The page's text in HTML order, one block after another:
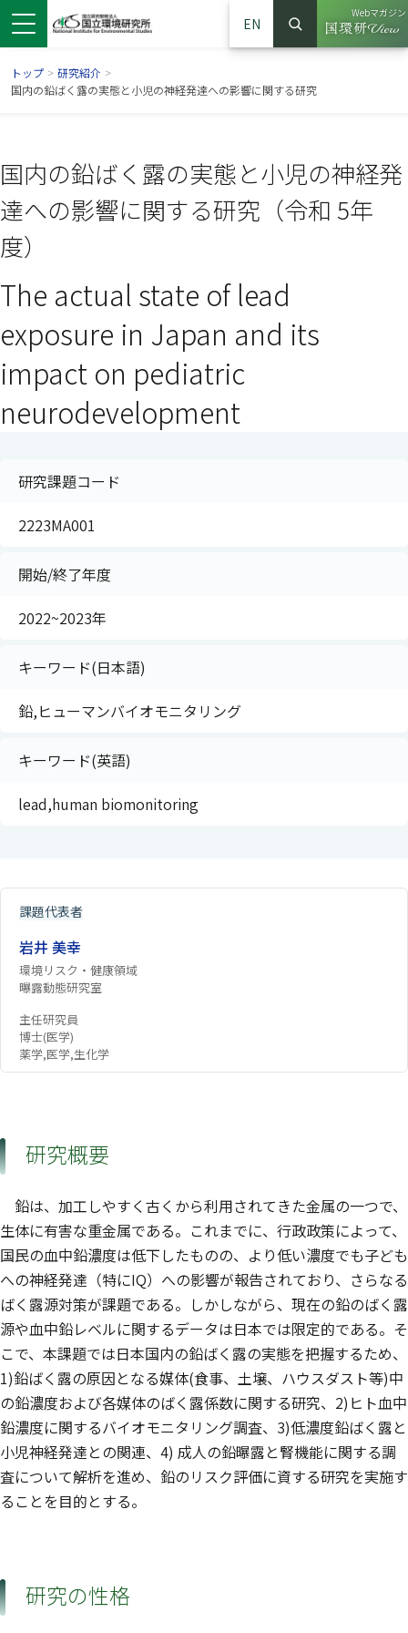
ドウで開きます）
ンドウで開きます）
ウインドウで開きます）
EN
サイト内検索
検索
Webマガジン
（別ウイ
トップ > 研究紹介 >
国内の鉛ばく露の実態と小児の神経発達への影響に関する研究
国内の鉛ばく露の実態と小児の神経発
達への影響に関する研究（令和 5年
度）
The actual state of lead
exposure in Japan and its
impact on pediatric
neurodevelopment
研究課題コード
2223MA001
開始/終了年度
2022~2023年
キーワード(日本語)
鉛,ヒューマンバイオモニタリング
キーワード(英語)
lead,human biomonitoring
課題代表者
岩井 美幸
環境リスク・健康領域
曝露動態研究室
主任研究員
博士(医学)
薬学,医学,生化学
研究概要
鉛は、加工しやすく古くから利用されてきた金属の一つで、
生体に有害な重金属である。これまでに、行政政策によって、
国民の血中鉛濃度は低下したものの、より低い濃度でも子ども
への神経発達（特にIQ）への影響が報告されており、さらなる
ばく露源対策が課題である。しかしながら、現在の鉛のばく露
源や血中鉛レベルに関するデータは日本では限定的である。そ
こで、本課題では日本国内の鉛ばく露の実態を把握するため、
1)鉛ばく露の原因となる媒体(食事、土壌、ハウスダスト等)中
の鉛濃度および各媒体のばく露係数に関する研究、2)ヒト血中
鉛濃度に関するバイオモニタリング調査、3)低濃度鉛ばく露と
小児神経発達との関連、4) 成人の鉛曝露と腎機能に関する調
査について解析を進め、鉛のリスク評価に資する研究を実施す
ることを目的とする。
研究の性格